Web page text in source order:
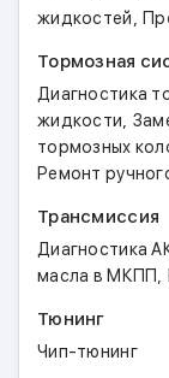
жидкостей,
Тормозная
Диагностика
жидкости,
тормозных
Ремонт
Трансмиссия
Диагностика
масла в МКПП,
Тюнинг
Чип-тюнинг